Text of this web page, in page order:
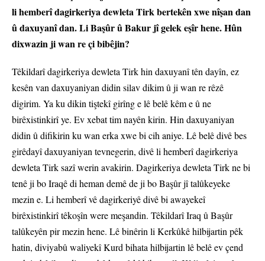
li hemberî dagirkeriya dewleta Tirk bertekên xwe nîşan dan
û daxuyanî dan. Li Başûr û Bakur jî gelek eşîr hene. Hûn
dixwazin ji wan re çi bibêjin?
Têkildarî dagirkeriya dewleta Tirk hin daxuyanî tên dayîn, ez
kesên van daxuyaniyan didin silav dikim û ji wan re rêzê
digirim. Ya ku dikin tiştekî girîng e lê belê kêm e û ne
birêxistinkirî ye. Ev xebat tim nayên kirin. Hin daxuyaniyan
didin û difikirin ku wan erka xwe bi cih aniye. Lê belê divê bes
girêdayî daxuyaniyan tevnegerin, divê li hemberî dagirkeriya
dewleta Tirk sazî werin avakirin. Dagirkeriya dewleta Tirk ne bi
tenê ji bo Iraqê di heman demê de ji bo Başûr jî talûkeyeke
mezin e. Li hemberî vê dagirkeriyê divê bi awayekeî
birêxistinkirî têkoşîn were meşandin. Têkildarî Iraq û Başûr
talûkeyên pir mezin hene. Lê binêrin li Kerkûkê hilbijartin pêk
hatin, diviyabû waliyekî Kurd bihata hilbijartin lê belê ev çend